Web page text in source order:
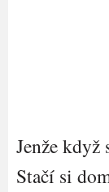
Jenže když
Stačí si